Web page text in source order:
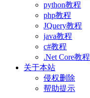
python教程
php教程
JQuery教程
java教程
c#教程
.Net Core教程
关于本站
侵权删除
帮助提示